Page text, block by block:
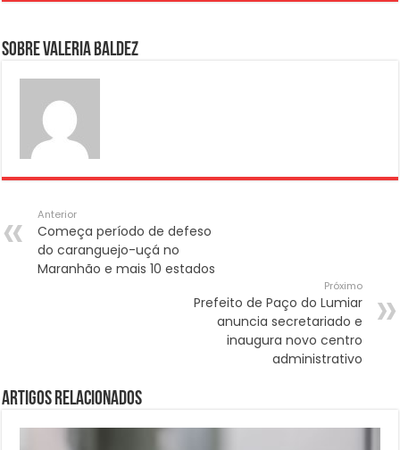
Sobre Valeria Baldez
Anterior
Começa período de defeso
do caranguejo-uçá no
Maranhão e mais 10 estados
Próximo
Prefeito de Paço do Lumiar
anuncia secretariado e
inaugura novo centro
administrativo
Artigos Relacionados